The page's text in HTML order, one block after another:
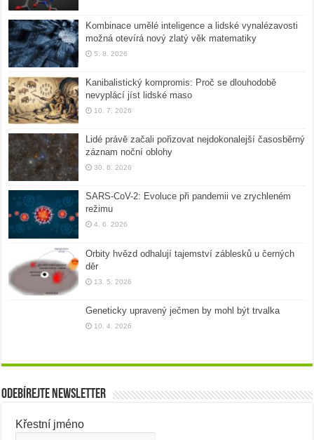
Kombinace umělé inteligence a lidské vynalézavosti
možná otevírá nový zlatý věk matematiky
5. 8. 2026
Kanibalistický kompromis: Proč se dlouhodobě
nevyplácí jíst lidské maso
10. 7. 2026
Lidé právě začali pořizovat nejdokonalejší časosběrný
záznam noční oblohy
30. 6. 2026
SARS-CoV-2: Evoluce při pandemii ve zrychleném
režimu
4. 6. 2026
Orbity hvězd odhalují tajemství záblesků u černých
děr
13. 5. 2026
Geneticky upravený ječmen by mohl být trvalka
10. 4. 2026
Odebírejte newsletter
Křestní jméno